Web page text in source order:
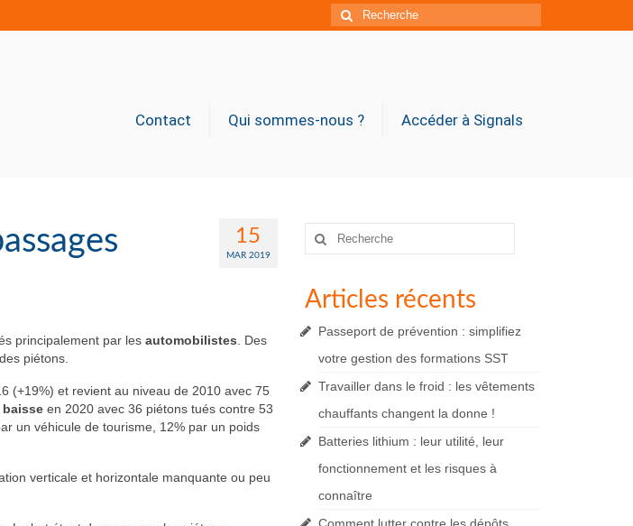
Rechercher
:
Contact Qui sommes-nous ? Accéder à Signals
15
MAR 2019
principalement par les automobilistes . Des
piétons.
(+19%) et revient au niveau de 2010 avec 75
en 2020 avec 36 piétons tués contre 53
un véhicule de tourisme, 12% par un poids
verticale et horizontale manquante ou peu
Rechercher
Articles récents
Passeport de prévention : simplifiez
votre gestion des formations SST
Travailler dans le froid : les vêtements
chauffants changent la donne !
Batteries lithium : leur utilité, leur
fonctionnement et les risques à
connaître